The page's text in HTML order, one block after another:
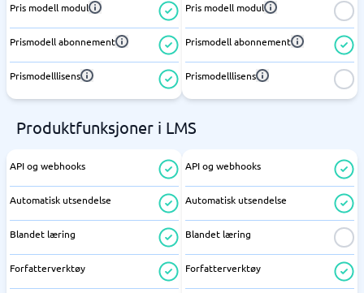
Pris modell modul
Prismodell abonnement
Prismodelllisens
Pris modell modul
Prismodell abonnement
Prismodelllisens
Produktfunksjoner i LMS
API og webhooks
Automatisk utsendelse
Blandet læring
Forfatterverktøy
API og webhooks
Automatisk utsendelse
Blandet læring
Forfatterverktøy